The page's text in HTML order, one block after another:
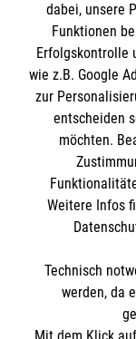
Mitarbeiten
Wir Malteser
Kontakt
Pressestelle
Impressum
Datenschutz
Malteser
Malteser
Malteser
Sharepoint
Empfänger:
BIC:
Soziale
dabei, unsere
Funktionen
Erfolgskontrolle
wie z.B. Google
zur
entscheiden
möchten.
Weitere Infos
Technisch
werden, da